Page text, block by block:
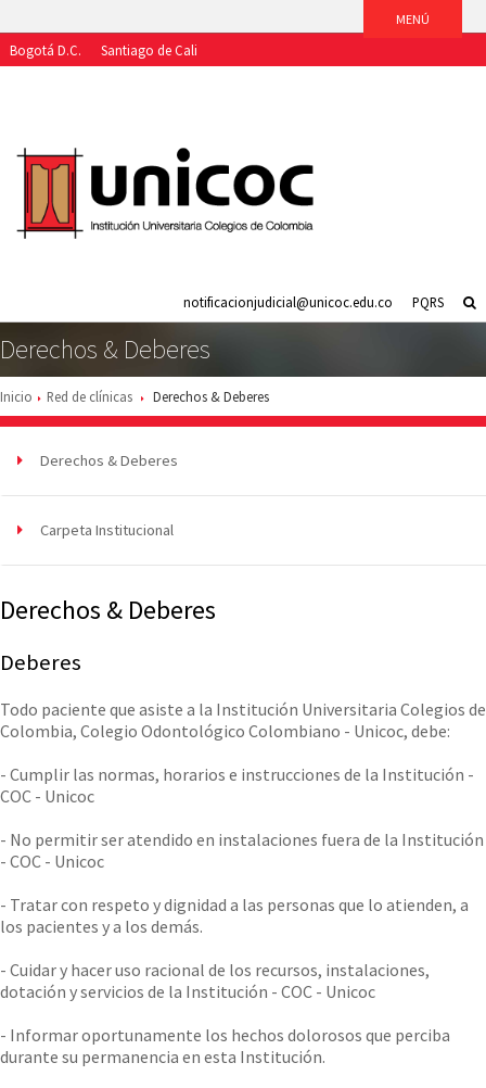
Bogotá D.C.
Santiago de Cali
PQRS
notificacionjudicial@unicoc.edu.co
Derechos & Deberes
Inicio Red de clínicas Derechos & Deberes
Derechos & Deberes
Carpeta Institucional
Derechos & Deberes
Deberes
Todo paciente que asiste a la Institución Universitaria Colegios de
Colombia, Colegio Odontológico Colombiano - Unicoc, debe:
- Cumplir las normas, horarios e instrucciones de la Institución -
COC - Unicoc
- No permitir ser atendido en instalaciones fuera de la Institución
- COC - Unicoc
- Tratar con respeto y dignidad a las personas que lo atienden, a
los pacientes y a los demás.
- Cuidar y hacer uso racional de los recursos, instalaciones,
dotación y servicios de la Institución - COC - Unicoc
- Informar oportunamente los hechos dolorosos que perciba
durante su permanencia en esta Institución.